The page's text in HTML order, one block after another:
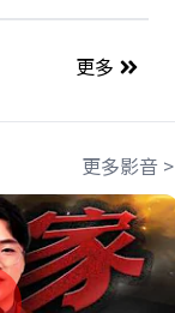
更多
更多影音 >